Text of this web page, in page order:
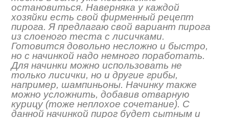
остановиться. Наверняка у каждой
хозяйки есть свой фирменный рецепт
пирога. Я предлагаю свой вариант пирога
из слоеного теста с лисичками.
Готовится довольно несложно и быстро,
но с начинкой надо немного поработать.
Для начинки можно использовать не
только лисички, но и другие грибы,
например, шампиньоны. Начинку также
можно усложнить, добавив отварную
курицу (тоже неплохое сочетание). С
данной начинкой пирог будет сытным и